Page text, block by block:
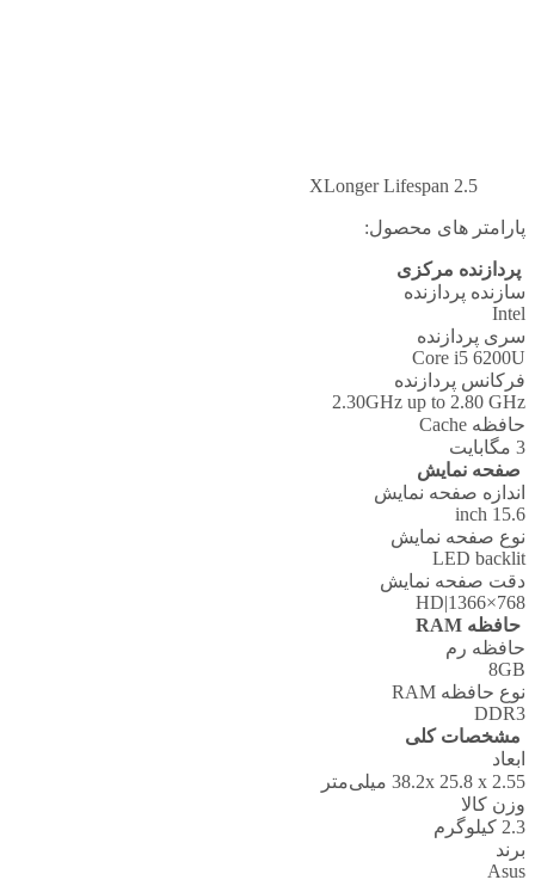
2.5
XLonger Lifespan
پارامتر های محصول:
پردازنده مرکزی
سازنده پردازنده
Intel
سری پردازنده
Core i5 6200U
فرکانس پردازنده
2.30GHz up to 2.80 GHz
حافظه Cache
3 مگابایت
صفحه نمایش
اندازه صفحه نمایش
15.6 inch
نوع صفحه نمایش
LED backlit
دقت صفحه نمایش
HD|1366×768
حافظه RAM
حافظه رم
8GB
نوع حافظه RAM
DDR3
مشخصات کلی
ابعاد
38.2x 25.8 x 2.55 میلی‌متر
وزن کالا
2.3 کيلوگرم
برند
Asus